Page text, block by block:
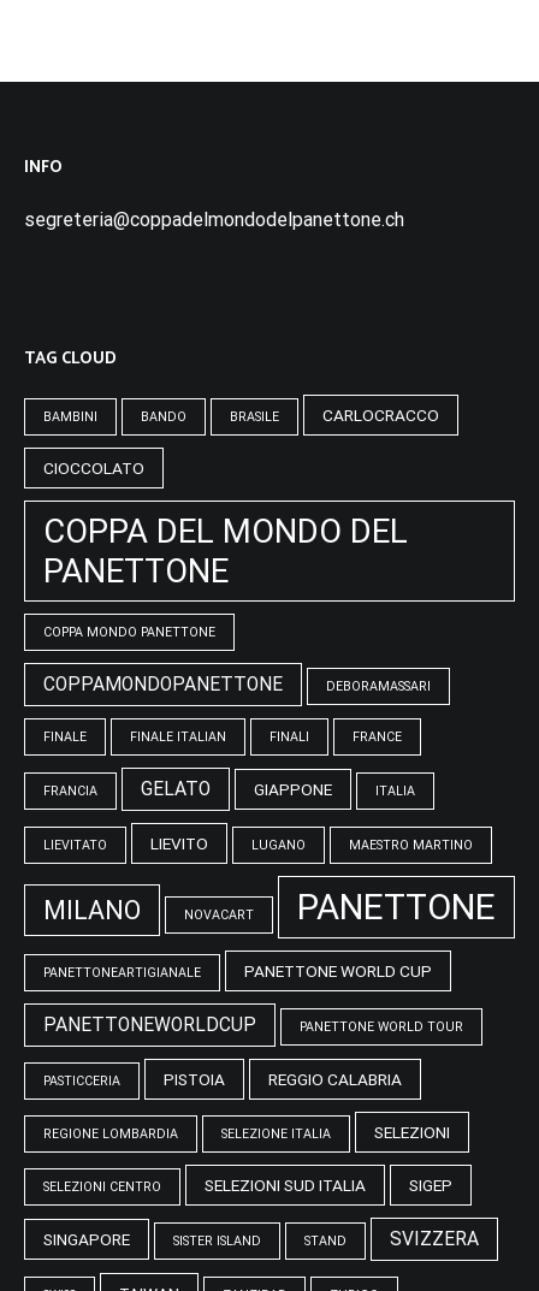
INFO
segreteria@coppadelmondodelpanettone.ch
TAG CLOUD
BAMBINI BANDO BRASILE CARLOCRACCO
CIOCCOLATO
COPPA DEL MONDO DEL
PANETTONE
COPPA MONDO PANETTONE
COPPAMONDOPANETTONE DEBORAMASSARI
FINALE FINALE ITALIAN FINALI FRANCE
FRANCIA GELATO GIAPPONE ITALIA
LIEVITATO LIEVITO LUGANO MAESTRO MARTINO
MILANO NOVACART PANETTONE
PANETTONEARTIGIANALE PANETTONE WORLD CUP
PANETTONEWORLDCUP PANETTONE WORLD TOUR
PASTICCERIA PISTOIA REGGIO CALABRIA
REGIONE LOMBARDIA SELEZIONE ITALIA SELEZIONI
SELEZIONI CENTRO SELEZIONI SUD ITALIA SIGEP
SINGAPORE SISTER ISLAND STAND SVIZZERA